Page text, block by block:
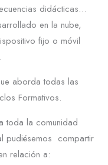
didácticas…
en la nube,
fijo o móvil
aborda todas las
Formativos.
toda la comunidad
pudiésemos compartir
relación a: